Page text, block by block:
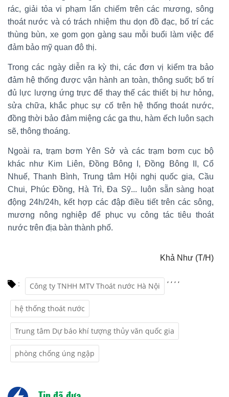
rác, giải tỏa vi phạm lấn chiếm trên các mương, sông
thoát nước và có trách nhiệm thu dọn đồ đạc, bố trí các
thùng bùn, xe gom gọn gàng sau mỗi buổi làm việc để
đảm bảo mỹ quan đô thị.
Trong các ngày diễn ra kỳ thi, các đơn vị kiểm tra bảo
đảm hệ thống được vận hành an toàn, thông suốt; bố trí
đủ lực lượng ứng trực để thay thế các thiết bị hư hỏng,
sửa chữa, khắc phục sự cố trên hệ thống thoát nước,
đồng thời bảo đảm miệng các ga thu, hàm ếch luôn sạch
sẽ, thông thoáng.
Ngoài ra, trạm bơm Yên Sở và các trạm bơm cục bộ
khác như Kim Liên, Đồng Bông I, Đồng Bông II, Cổ
Nhuế, Thanh Bình, Trung tâm Hội nghị quốc gia, Cầu
Chui, Phúc Đồng, Hà Trì, Đa Sỹ... luôn sẵn sàng hoạt
động 24h/24h, kết hợp các đập điều tiết trên các sông,
mương nông nghiệp để phục vụ công tác tiêu thoát
nước trên địa bàn thành phố.
Khả Như (T/H)
: Công ty TNHH MTV Thoát nước Hà Nội
,
hệ thống thoát nước
,
Trung tâm Dự báo khí tượng thủy văn quốc gia
,
phòng chống úng ngập
,